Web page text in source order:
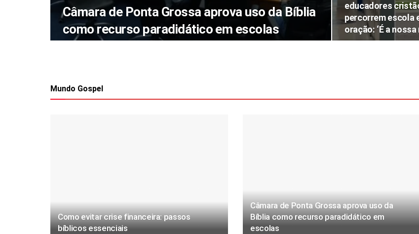
Câmara de Ponta Grossa aprova uso da Bíblia
como recurso paradidático em escolas
educadores
percorrem escola
oração: ‘É a nossa
Mundo Gospel
Como evitar crise financeira: passos
bíblicos essenciais
Câmara de Ponta Grossa aprova uso da
Bíblia como recurso paradidático em
escolas